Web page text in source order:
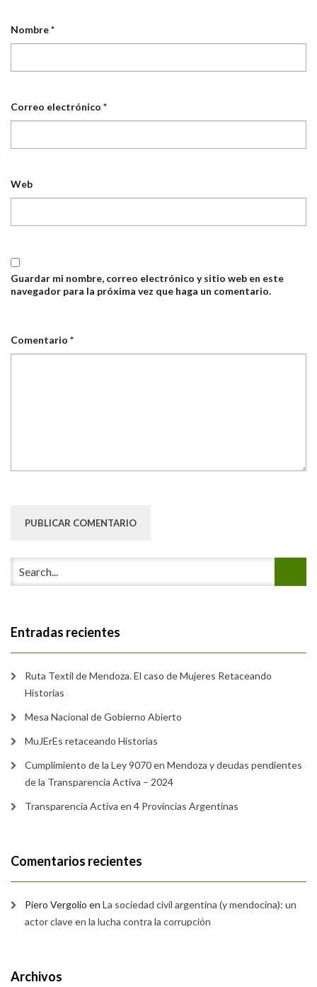
Nombre*
Correo electrónico *
Web
Guardar mi nombre, correo electrónico y sitio web en este
navegador para la próxima vez que haga un comentario.
Comentario *
Entradas recientes
Ruta Textil de Mendoza. El caso de Mujeres Retaceando
Historias
Mesa Nacional de Gobierno Abierto
MuJErEs retaceando Historias
Cumplimiento de la Ley 9070 en Mendoza y deudas pendientes
de la Transparencia Activa – 2024
Transparencia Activa en 4 Provincias Argentinas
Comentarios recientes
Piero Vergolio en La sociedad civil argentina (y mendocina): un
actor clave en la lucha contra la corrupción
Archivos